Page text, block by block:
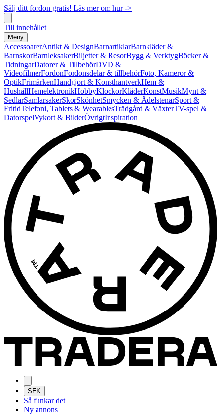
Sälj ditt fordon gratis! Läs mer om hur ->
Till innehållet
Meny
AccessoarerAntikt & DesignBarnartiklarBarnkläder &
BarnskorBarnleksakerBiljetter & ResorBygg & VerktygBöcker &
TidningarDatorer & TillbehörDVD &
VideofilmerFordonFordonsdelar & tillbehörFoto, Kameror &
OptikFrimärkenHandgjort & KonsthantverkHem &
HushållHemelektronikHobbyKlockorKläderKonstMusikMynt &
SedlarSamlarsakerSkorSkönhetSmycken & ÄdelstenarSport &
FritidTelefoni, Tablets & WearablesTrädgård & VäxterTV-spel &
DatorspelVykort & BilderÖvrigtInspiration
SEK
Så funkar det
Ny annons